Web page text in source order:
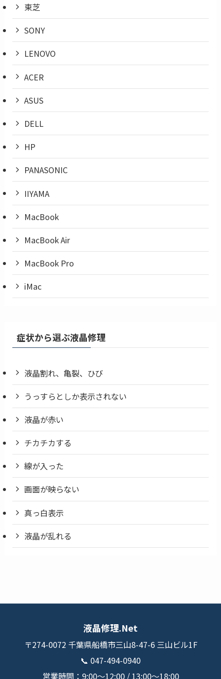
東芝
SONY
LENOVO
ACER
ASUS
DELL
HP
PANASONIC
IIYAMA
MacBook
MacBook Air
MacBook Pro
iMac
症状から選ぶ液晶修理
液晶割れ、亀裂、ひび
うっすらとしか表示されない
液晶が赤い
チカチカする
線が入った
画面が映らない
真っ白表示
液晶が乱れる
液晶修理.Net
〒274-0072 千葉県船橋市三山8-47-6 三山ビル1F
📞 047-494-0940
営業時間：9:00〜12:00 / 13:00〜18:00